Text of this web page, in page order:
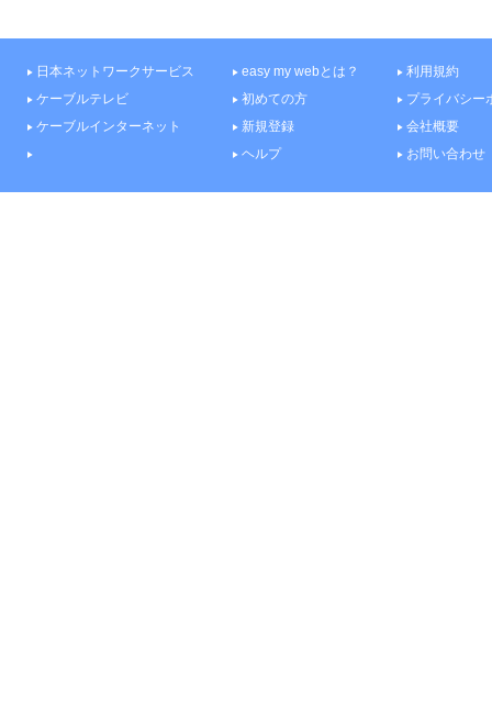
日本ネットワークサービス
ケーブルテレビ
ケーブルインターネット
easy my webとは？
初めての方
新規登録
ヘルプ
利用規約
プライバシー
会社概要
お問い合わせ